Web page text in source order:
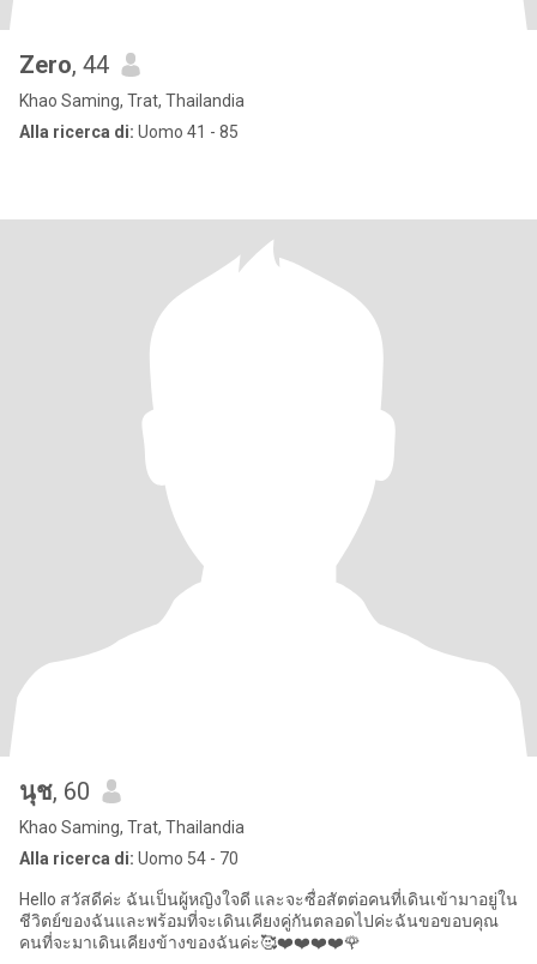
Zero, 44
Khao Saming, Trat, Thailandia
Alla ricerca di: Uomo 41 - 85
นุช, 60
Khao Saming, Trat, Thailandia
Alla ricerca di: Uomo 54 - 70
Hello สวัสดีค่ะ ฉันเป็นผู้หญิงใจดี และจะซื่อสัตต่อคนที่เดินเข้ามาอยู่ใน
ชีวิตย์ของฉันและพร้อมที่จะเดินเคียงคู่กันตลอดไปค่ะฉันขอขอบคุณ
คนที่จะมาเดินเคียงข้างของฉันค่ะ🥰❤️❤️❤️❤️🌹